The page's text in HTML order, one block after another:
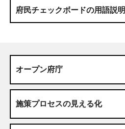
府民チェックボードの用語説明
オープン府庁
施策プロセスの見える化